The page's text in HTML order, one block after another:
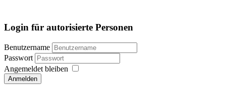
Login für autorisierte Personen
Benutzername
Passwort
Angemeldet bleiben
Anmelden